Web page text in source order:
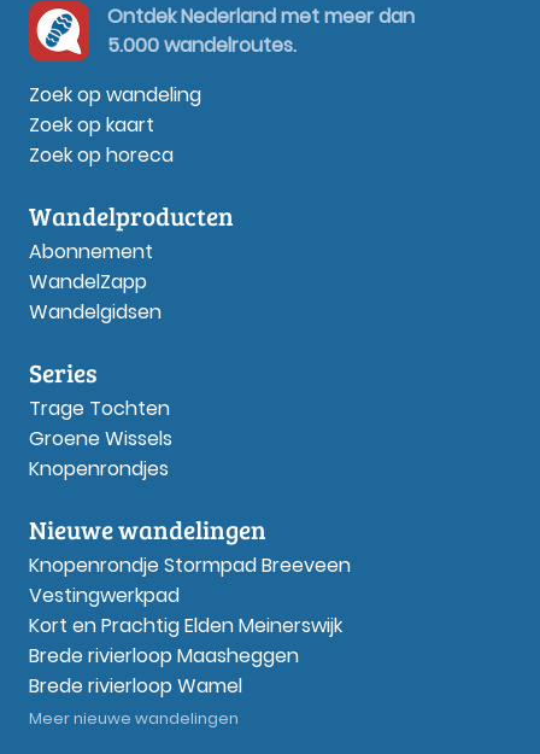
Ontdek Nederland met meer dan
5.000 wandelroutes.
Zoek op wandeling
Zoek op kaart
Zoek op horeca
Wandelproducten
Abonnement
WandelZapp
Wandelgidsen
Series
Trage Tochten
Groene Wissels
Knopenrondjes
Nieuwe wandelingen
Knopenrondje Stormpad Breeveen
Vestingwerkpad
Kort en Prachtig Elden Meinerswijk
Brede rivierloop Maasheggen
Brede rivierloop Wamel
Meer nieuwe wandelingen